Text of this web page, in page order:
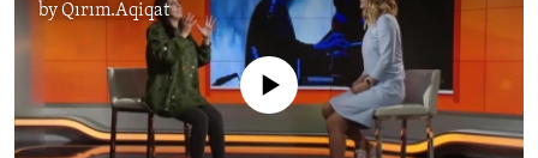
byQırım.Aqiqat
No media source currently available